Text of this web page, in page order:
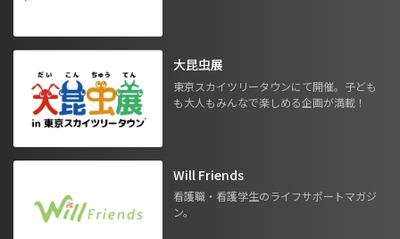
大昆虫展
東京スカイツリータウンにて開催。子ども
も大人もみんなで楽しめる企画が満載！
Will Friends
看護職・看護学生のライフサポートマガジ
ン。